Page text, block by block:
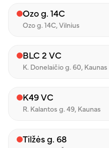
galimybės,
pristatymo programėles
Įmonė
Apie mus
Dienos pietų
pasiūlymai
Ozo g. 14C
Ozo g. 14C, Vilnius
BLC 2 VC
K. Donelaičio g. 60, Kaunas
K49 VC
R. Kalantos g. 49, Kaunas
Tilžės g. 68